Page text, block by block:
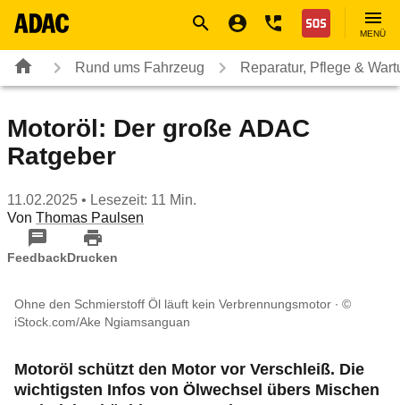
Nothilfe
MENÜ
Rund ums Fahrzeug Reparatur, Pflege &
Motoröl: Der große ADAC
Ratgeber
11.02.2025 • Lesezeit: 11 Min.
Von Thomas Paulsen
FeedbackDrucken
Ohne den Schmierstoff Öl läuft kein Verbrennungsmotor
©
iStock.com/Ake Ngiamsanguan
Motoröl schützt den Motor vor Verschleiß. Die
wichtigsten Infos von Ölwechsel übers Mischen